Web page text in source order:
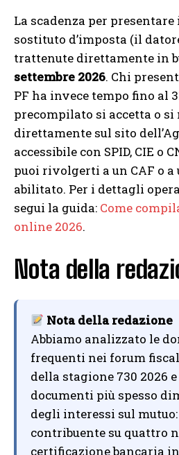
La scadenza per
sostituto d’imposta (il
trattenute direttamente in
settembre 2026. Chi
PF ha invece tempo fino al
precompilato si accetta o si
direttamente sul sito
accessibile con SPID, CIE o
puoi rivolgerti a un CAF o
abilitato. Per i dettagli
segui la guida: Come
online 2026.
Nota della
Nota della redazione
Abbiamo analizzato le
frequenti nei forum
della stagione 730 2026
documenti più spesso
degli interessi sul
contribuente su quattro
certificazione bancaria